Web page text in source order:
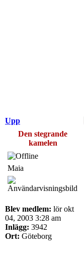
Upp
Den stegrande
kamelen
Maia
Blev medlem: lör okt
04, 2003 3:28 am
Inlägg: 3942
Ort: Göteborg